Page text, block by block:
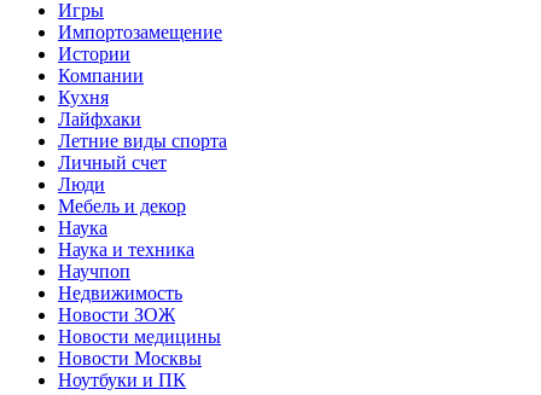
Игры
Импортозамещение
Истории
Компании
Кухня
Лайфхаки
Летние виды спорта
Личный счет
Люди
Мебель и декор
Наука
Наука и техника
Научпоп
Недвижимость
Новости ЗОЖ
Новости медицины
Новости Москвы
Ноутбуки и ПК